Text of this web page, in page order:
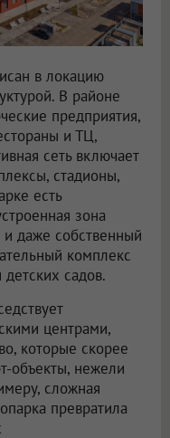
в локацию
В районе
предприятия,
и ТЦ,
сеть включает
стадионы,
есть
зона
даже собственный
комплекс
садов.
центрами,
которые скорее
объекты, нежели
сложная
превратила